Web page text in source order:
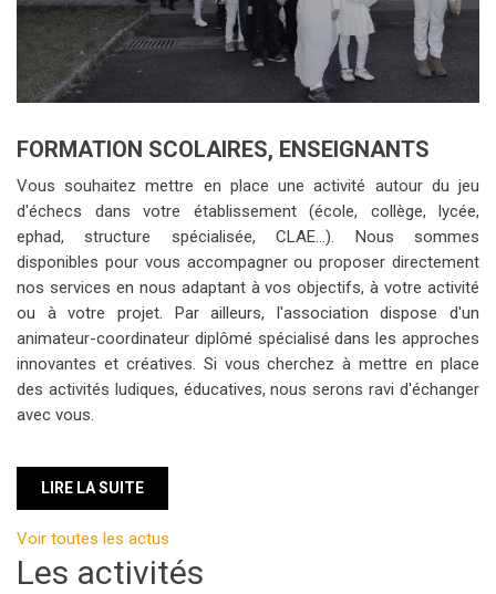
FORMATION SCOLAIRES, ENSEIGNANTS
Vous souhaitez mettre en place une activité autour du jeu
d'échecs dans votre établissement (école, collège, lycée,
ephad, structure spécialisée, CLAE...). Nous sommes
disponibles pour vous accompagner ou proposer directement
nos services en nous adaptant à vos objectifs, à votre activité
ou à votre projet. Par ailleurs, l'association dispose d'un
animateur-coordinateur diplômé spécialisé dans les approches
innovantes et créatives. Si vous cherchez à mettre en place
des activités ludiques, éducatives, nous serons ravi d'échanger
avec vous.
LIRE LA SUITE
Voir toutes les actus
Les activités